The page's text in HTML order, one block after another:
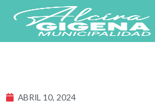
contenido
ABRIL 10, 2024